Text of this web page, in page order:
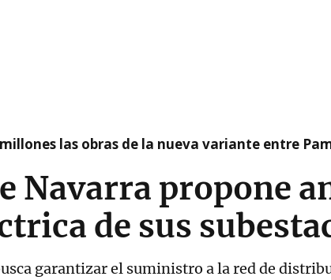
las obras de la nueva variante entre
Navarra propone
de sus
garantizar el suministro a la red de